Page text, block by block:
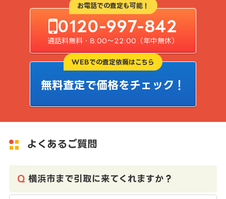
お電話での査定も可能！
0120-997-842
通話料無料・8:00〜22:00（年中無休）
WEBでの査定依頼はこちら
無料査定で価格をチェック！
よくあるご質問
横浜市まで引取に来てくれますか？